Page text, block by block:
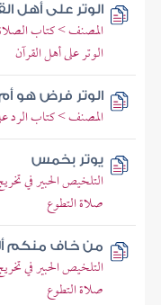
الوتر على أهل
المصنف > كتاب
الوتر على أهل القرآن
الوتر فرض هو
المصنف > كتاب الرد
يوتر بخمس
التلخيص الحبير في
صلاة التطوع
من خاف منكم
التلخيص الحبير في
صلاة التطوع